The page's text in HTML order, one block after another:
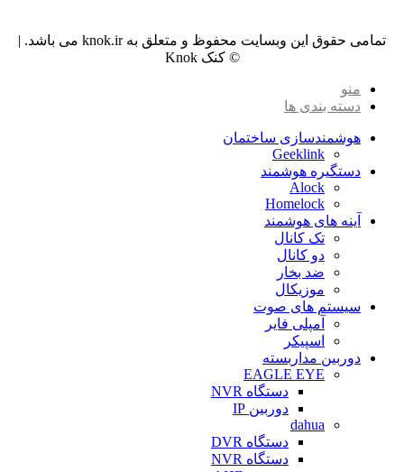
تمامی حقوق این وبسایت محفوظ و متعلق به knok.ir می باشد. |
© کنک Knok
منو
دسته بندی ها
هوشمندسازی ساختمان
Geeklink
دستگیره هوشمند
Alock
Homelock
آینه های هوشمند
تک کانال
دو کانال
ضد بخار
موزیکال
سیستم های صوت
آمپلی فایر
اسپیکر
دوربین مداربسته
EAGLE EYE
دستگاه NVR
دوربین IP
dahua
دستگاه DVR
دستگاه NVR